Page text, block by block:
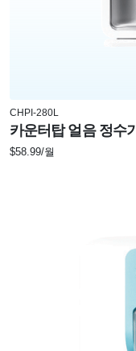
CHPI-280L
카운터탑 얼음 정수기
$58.99/월